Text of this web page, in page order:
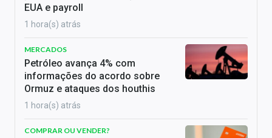
EUA e payroll
1 hora(s) atrás
MERCADOS
Petróleo avança 4% com
informações do acordo sobre
Ormuz e ataques dos houthis
1 hora(s) atrás
COMPRAR OU VENDER?